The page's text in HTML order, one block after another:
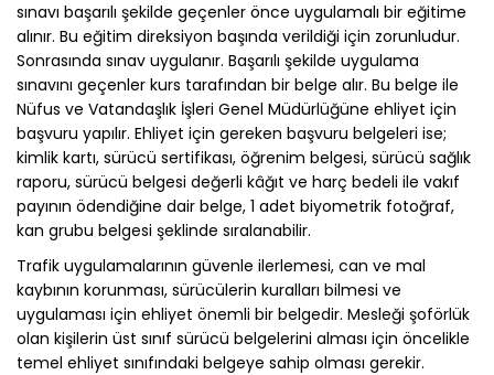
sınavı başarılı şekilde geçenler önce uygulamalı bir eğitime
alınır. Bu eğitim direksiyon başında verildiği için zorunludur.
Sonrasında sınav uygulanır. Başarılı şekilde uygulama
sınavını geçenler kurs tarafından bir belge alır. Bu belge ile
Nüfus ve Vatandaşlık İşleri Genel Müdürlüğüne ehliyet için
başvuru yapılır. Ehliyet için gereken başvuru belgeleri ise;
kimlik kartı, sürücü sertifikası, öğrenim belgesi, sürücü sağlık
raporu, sürücü belgesi değerli kâğıt ve harç bedeli ile vakıf
payının ödendiğine dair belge, 1 adet biyometrik fotoğraf,
kan grubu belgesi şeklinde sıralanabilir.
Trafik uygulamalarının güvenle ilerlemesi, can ve mal
kaybının korunması, sürücülerin kuralları bilmesi ve
uygulaması için ehliyet önemli bir belgedir. Mesleği şoförlük
olan kişilerin üst sınıf sürücü belgelerini alması için öncelikle
temel ehliyet sınıfındaki belgeye sahip olması gerekir.